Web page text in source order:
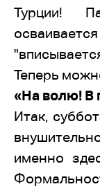
Турции!
Теперь
«На волю! В
Итак,
именно